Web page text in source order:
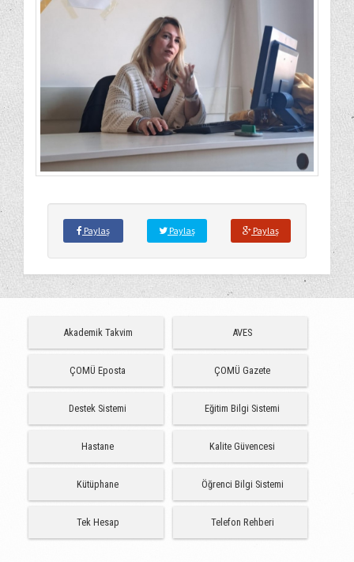
Paylaş Paylaş Paylaş
Akademik Takvim AVES
ÇOMÜ Eposta ÇOMÜ Gazete
Destek Sistemi Eğitim Bilgi Sistemi
Hastane Kalite Güvencesi
Kütüphane Öğrenci Bilgi Sistemi
Tek Hesap Telefon Rehberi